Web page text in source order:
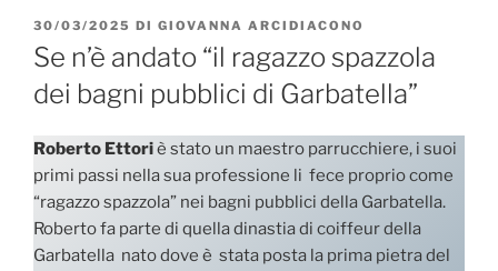
PUBBLICATO
IL
30/03/2025 DI GIOVANNA ARCIDIACONO
Se n’è andato “il ragazzo spazzola
dei bagni pubblici di Garbatella”
Roberto Ettoriè stato un maestro parrucchiere, i suoi
primi passi nella sua professione li fece proprio come
“ragazzo spazzola” nei bagni pubblici della Garbatella.
Roberto fa parte di quella dinastia di coiffeur della
Garbatella nato dove è stata posta la prima pietra del